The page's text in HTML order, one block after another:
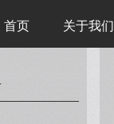
首页 关于我们